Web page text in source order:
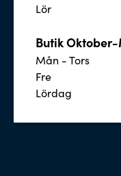
Lör
Butik
Mån - Tors
Fre
Lördag